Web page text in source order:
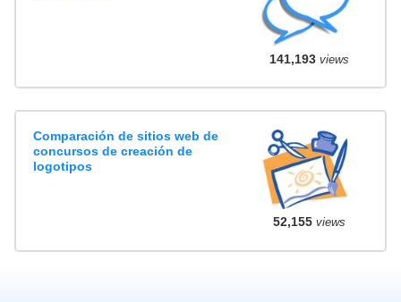
141,193views
Comparación de sitios web de
concursos de creación de
logotipos
52,155views